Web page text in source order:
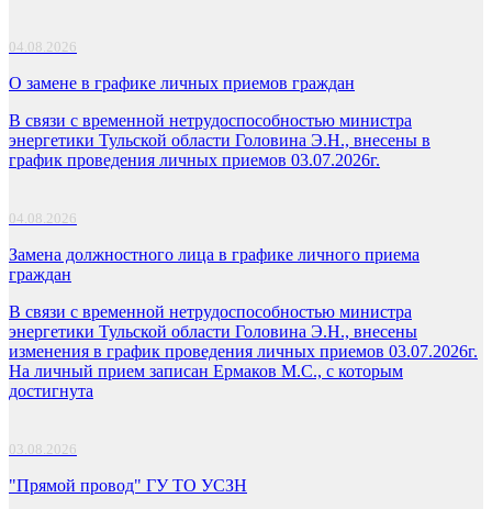
04.08.2026
О замене в графике личных приемов граждан
В связи с временной нетрудоспособностью министра
энергетики Тульской области Головина Э.Н., внесены в
график проведения личных приемов 03.07.2026г.
04.08.2026
Замена должностного лица в графике личного приема
граждан
В связи с временной нетрудоспособностью министра
энергетики Тульской области Головина Э.Н., внесены
изменения в график проведения личных приемов 03.07.2026г.
На личный прием записан Ермаков М.С., с которым
достигнута
03.08.2026
"Прямой провод" ГУ ТО УСЗН